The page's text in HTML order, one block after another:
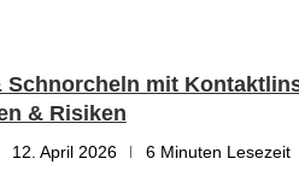
Schnorcheln mit
& Risiken
12. April 2026 6 Minuten Lesezeit